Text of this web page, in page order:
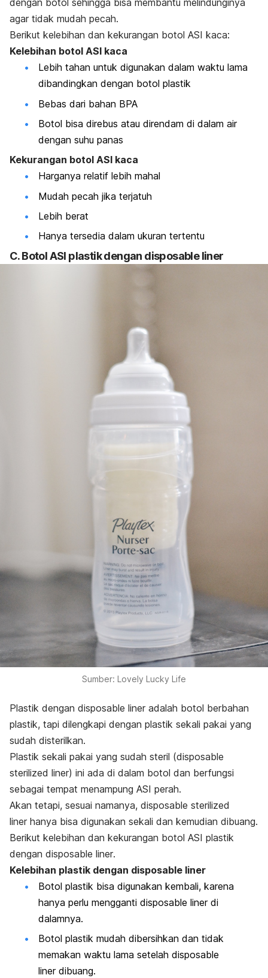
dengan botol sehingga bisa membantu melindunginya
agar tidak mudah pecah.
Berikut kelebihan dan kekurangan botol ASI kaca:
Kelebihan botol ASI kaca
Lebih tahan untuk digunakan dalam waktu lama
dibandingkan dengan botol plastik
Bebas dari bahan BPA
Botol bisa direbus atau direndam di dalam air
dengan suhu panas
Kekurangan botol ASI kaca
Harganya relatif lebih mahal
Mudah pecah jika terjatuh
Lebih berat
Hanya tersedia dalam ukuran tertentu
C. Botol ASI plastik dengan disposable liner
Sumber: Lovely Lucky Life
Plastik dengan disposable liner adalah botol berbahan
plastik, tapi dilengkapi dengan plastik sekali pakai yang
sudah disterilkan.
Plastik sekali pakai yang sudah steril (disposable
sterilized liner) ini ada di dalam botol dan berfungsi
sebagai tempat menampung ASI perah.
Akan tetapi, sesuai namanya, disposable sterilized
liner hanya bisa digunakan sekali dan kemudian dibuang.
Berikut kelebihan dan kekurangan botol ASI plastik
dengan disposable liner.
Kelebihan plastik dengan disposable liner
Botol plastik bisa digunakan kembali, karena
hanya perlu mengganti disposable liner di
dalamnya.
Botol plastik mudah dibersihkan dan tidak
memakan waktu lama setelah disposable
liner dibuang.